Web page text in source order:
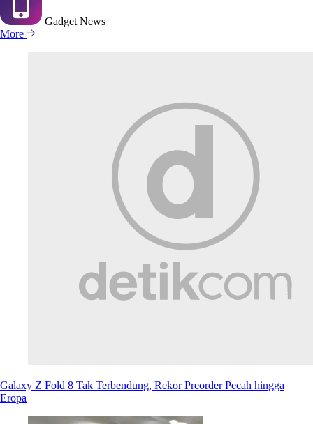
Gadget News
More
Galaxy Z Fold 8 Tak Terbendung, Rekor Preorder Pecah hingga
Eropa